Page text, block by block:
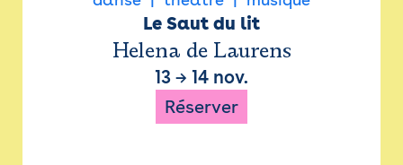
Le Saut du lit
Helena de Laurens
13 → 14 nov.
Réserver